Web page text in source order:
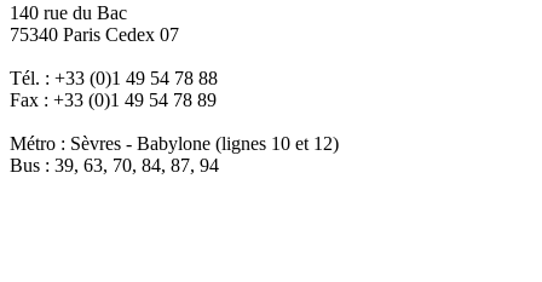
140 rue du Bac
75340 Paris Cedex 07
Tél. : +33 (0)1 49 54 78 88
Fax : +33 (0)1 49 54 78 89
Métro : Sèvres - Babylone (lignes 10 et 12)
Bus : 39, 63, 70, 84, 87, 94